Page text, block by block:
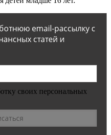
email-рассылку с
статей и
своих персональных